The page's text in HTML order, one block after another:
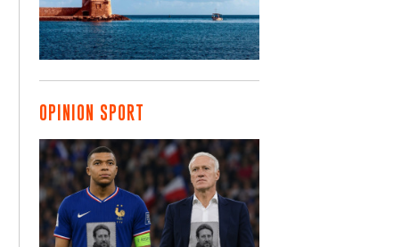
OPINION SPORT